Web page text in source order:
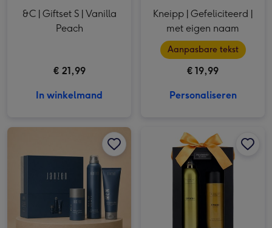
&C | Giftset S | Vanilla
Peach
€ 21,99
In winkelmand
Kneipp | Gefeliciteerd |
met eigen naam
Aanpasbare tekst
€ 19,99
Personaliseren